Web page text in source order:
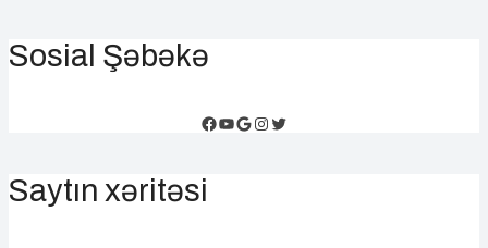
Sosial Şəbəkə
Facebook
YouTube
Google
Instagram
Twitter
Saytın xəritəsi